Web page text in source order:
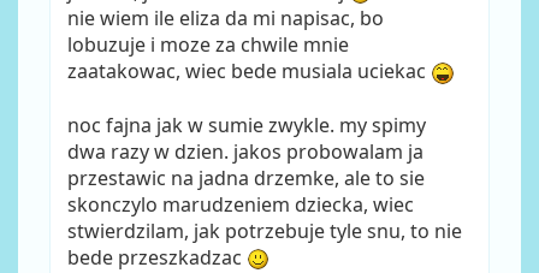
nie wiem ile eliza da mi napisac, bo
lobuzuje i moze za chwile mnie
zaatakowac, wiec bede musiala uciekac
noc fajna jak w sumie zwykle. my spimy
dwa razy w dzien. jakos probowalam ja
przestawic na jadna drzemke, ale to sie
skonczylo marudzeniem dziecka, wiec
stwierdzilam, jak potrzebuje tyle snu, to nie
bede przeszkadzac